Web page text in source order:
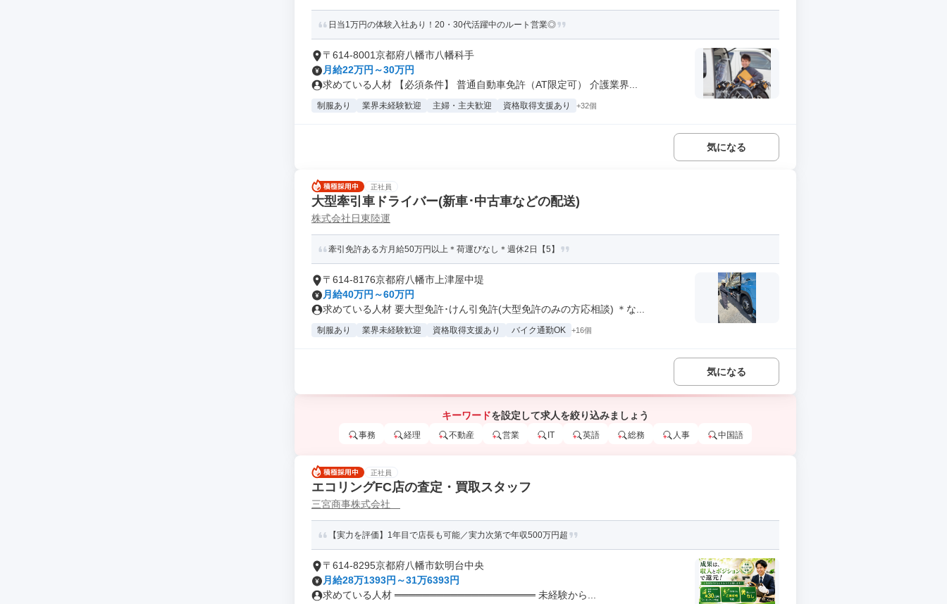
日当1万円の体験入社あり！20・30代活躍中のルート営業◎
〒614-8001京都府八幡市八幡科手
月給22万円～30万円
求めている人材 【必須条件】 普通自動車免許（AT限定可） 介護業界...
制服あり 業界未経験歓迎 主婦・主夫歓迎 資格取得支援あり +32個
気になる
正社員
大型牽引車ドライバー(新車･中古車などの配送)
株式会社日東陸運
牽引免許ある方月給50万円以上＊荷運びなし＊週休2日【5】
〒614-8176京都府八幡市上津屋中堤
月給40万円～60万円
求めている人材 要大型免許･けん引免許(大型免許のみの方応相談) ＊な...
制服あり 業界未経験歓迎 資格取得支援あり バイク通勤OK +16個
気になる
キーワードを設定して求人を絞り込みましょう
事務 経理 不動産 営業 IT 英語 総務 人事 中国語
正社員
エコリングFC店の査定・買取スタッフ
三宮商事株式会社
【実力を評価】1年目で店長も可能／実力次第で年収500万円超
〒614-8295京都府八幡市欽明台中央
月給28万1393円～31万6393円
求めている人材 ════════════════════ 未経験から...